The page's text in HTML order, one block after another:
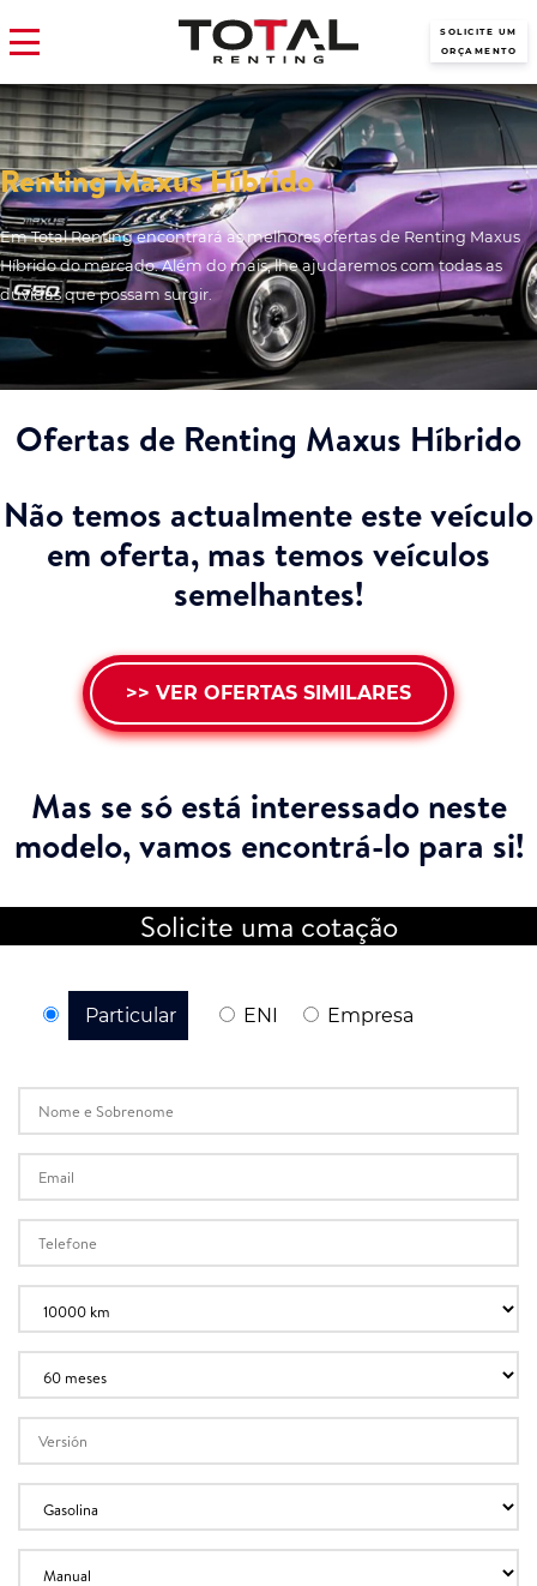
SOLICITE UM
ORÇAMENTO
Renting Maxus Híbrido
Em Total Renting encontrará as melhores ofertas de Renting Maxus
Híbrido do mercado. Além do mais, lhe ajudaremos com todas as
dúvidas que possam surgir.
Ofertas de Renting Maxus Híbrido
Não temos actualmente este veículo
em oferta, mas temos veículos
semelhantes!
>> VER OFERTAS SIMILARES
Mas se só está interessado neste
modelo,vamos encontrá-lo para si!
Solicite uma cotação
Particular ENI Empresa